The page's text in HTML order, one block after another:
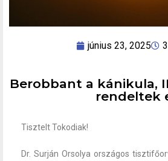
június 23, 2025
Berobbant a kánikula,
rendeltek
Tisztelt Tokodiak!
Dr. Surján Orsolya országos